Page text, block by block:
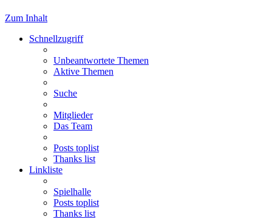
Zum Inhalt
Schnellzugriff
Unbeantwortete Themen
Aktive Themen
Suche
Mitglieder
Das Team
Posts toplist
Thanks list
Linkliste
Spielhalle
Posts toplist
Thanks list